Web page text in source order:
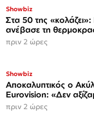
Showbiz
Στα 50 της
ανέβασε τη
πριν 2 ώρες
Showbiz
Αποκαλυπτικός ο
Eurovision: «Δεν
πριν 2 ώρες